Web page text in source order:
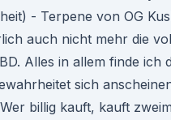
- Terpene von OG
auch nicht mehr die
Alles in allem finde ich
sich
billig kauft, kauft